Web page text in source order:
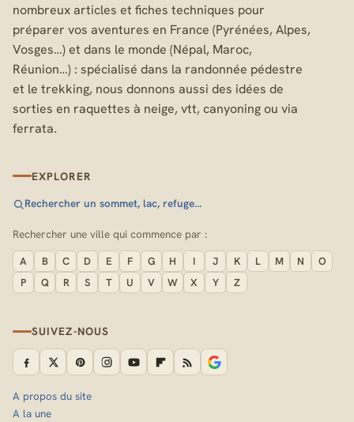
nombreux articles et fiches techniques pour
préparer vos aventures en France (Pyrénées, Alpes,
Vosges…) et dans le monde (Népal, Maroc,
Réunion…) : spécialisé dans la randonnée pédestre
et le trekking, nous donnons aussi des idées de
sorties en raquettes à neige, vtt, canyoning ou via
ferrata.
EXPLORER
Rechercher un sommet, lac, refuge…
Rechercher une ville qui commence par :
A B C D E F G H I J K L M N
O
P
Q R S T U V W X Y Z
SUIVEZ-NOUS
A propos du site
A la une